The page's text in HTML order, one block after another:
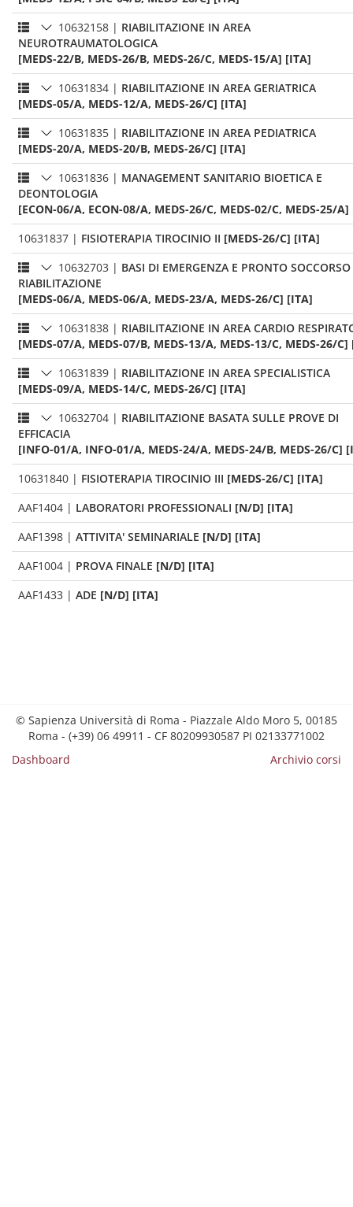
10632158 | RIABILITAZIONE IN AREA
NEUROTRAUMATOLOGICA
[MEDS-22/B, MEDS-26/B, MEDS-26/C, MEDS-15/A] [ITA]
10631834 | RIABILITAZIONE IN AREA GERIATRICA
[MEDS-05/A, MEDS-12/A, MEDS-26/C] [ITA]
10631835 | RIABILITAZIONE IN AREA PEDIATRICA
[MEDS-20/A, MEDS-20/B, MEDS-26/C] [ITA]
10631836 | MANAGEMENT SANITARIO BIOETICA E
DEONTOLOGIA
[ECON-06/A, ECON-08/A, MEDS-26/C, MEDS-02/C, MEDS-25/
10631837 | FISIOTERAPIA TIROCINIO II [MEDS-26/C] [ITA]
10632703 | BASI DI EMERGENZA E PRONTO
RIABILITAZIONE
[MEDS-06/A, MEDS-06/A, MEDS-23/A, MEDS-26/C] [ITA]
10631838 | RIABILITAZIONE IN AREA CARDIO
[MEDS-07/A, MEDS-07/B, MEDS-13/A, MEDS-13/C, MEDS-26/
10631839 | RIABILITAZIONE IN AREA SPECIALISTICA
[MEDS-09/A, MEDS-14/C, MEDS-26/C] [ITA]
10632704 | RIABILITAZIONE BASATA SULLE PROVE DI
EFFICACIA
[INFO-01/A, INFO-01/A, MEDS-24/A, MEDS-24/B, MEDS-26/C]
10631840 | FISIOTERAPIA TIROCINIO III [MEDS-26/C] [ITA]
AAF1404 | LABORATORI PROFESSIONALI [N/D] [ITA]
AAF1398 | ATTIVITA' SEMINARIALE [N/D] [ITA]
AAF1004 | PROVA FINALE [N/D] [ITA]
AAF1433 | ADE [N/D] [ITA]
© Sapienza Università di Roma - Piazzale Aldo Moro 5, 00185
Roma - (+39) 06 49911 - CF 80209930587 PI 02133771002
Dashboard
Archivio corsi